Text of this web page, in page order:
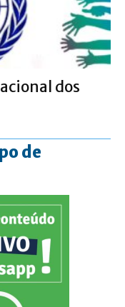
dos
de